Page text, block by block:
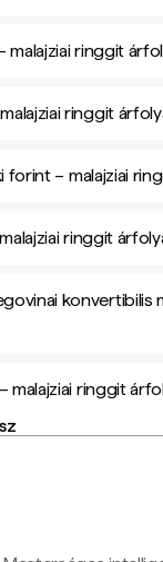
malajziai ringgit
ringgit
forint – malajziai
ringgit
konvertibilis
malajziai ringgit